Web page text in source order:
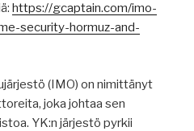
https://gcaptain.com/imo-
security-hormuz-and-
(IMO) on nimittänyt
joka johtaa sen
YK:n järjestö pyrkii